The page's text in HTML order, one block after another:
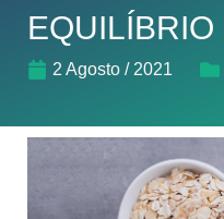
EQUILÍBRIO
2 Agosto / 2021